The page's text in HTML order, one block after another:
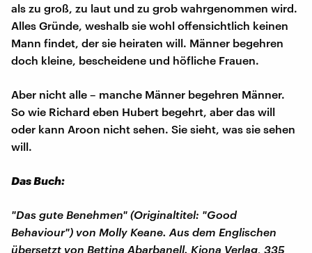
als zu groß, zu laut und zu grob wahrgenommen wird.
Alles Gründe, weshalb sie wohl offensichtlich keinen
Mann findet, der sie heiraten will. Männer begehren
doch kleine, bescheidene und höfliche Frauen.
Aber nicht alle – manche Männer begehren Männer.
So wie Richard eben Hubert begehrt, aber das will
oder kann Aroon nicht sehen. Sie sieht, was sie sehen
will.
Das Buch:
"Das gute Benehmen" (Originaltitel: "Good
Behaviour") von Molly Keane. Aus dem Englischen
übersetzt von Bettina Abarbanell. Kjona Verlag, 335